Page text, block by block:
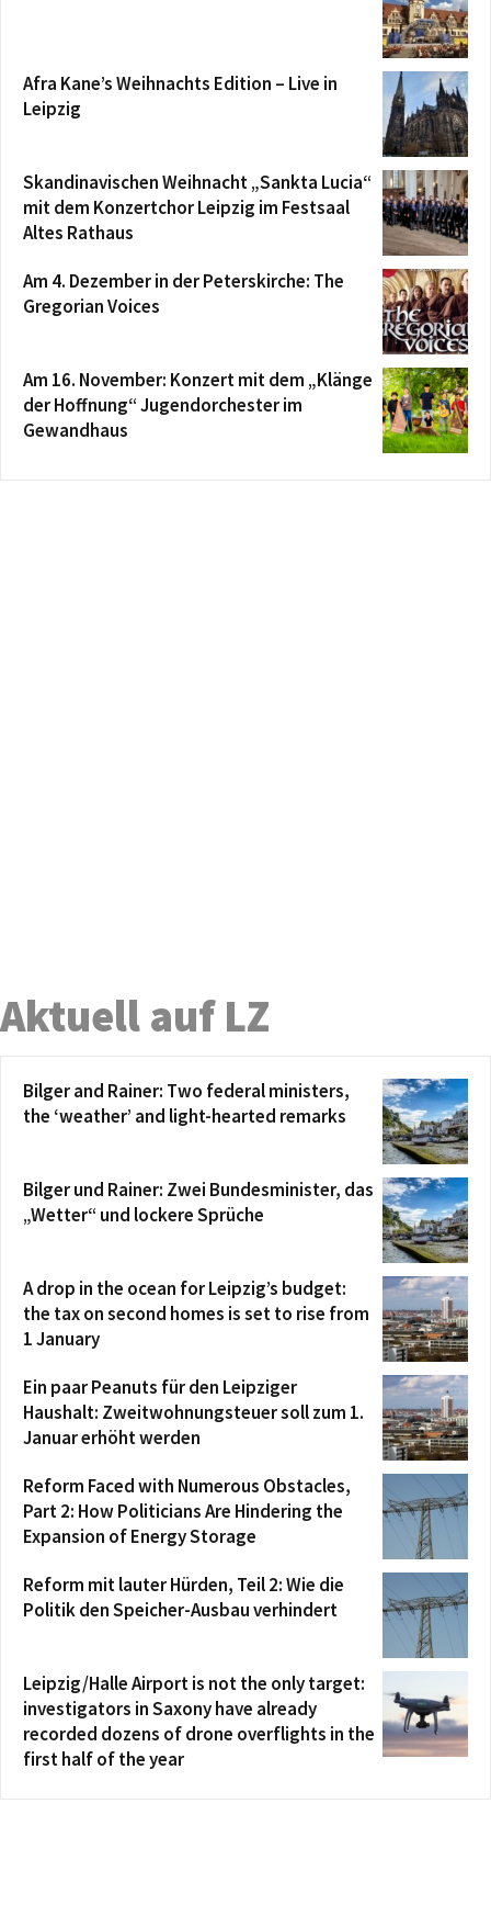
Afra Kane’s Weihnachts Edition – Live in
Leipzig
Skandinavischen Weihnacht „Sankta Lucia“
mit dem Konzertchor Leipzig im Festsaal
Altes Rathaus
Am 4. Dezember in der Peterskirche: The
Gregorian Voices
Am 16. November: Konzert mit dem „Klänge
der Hoffnung“ Jugendorchester im
Gewandhaus
Aktuell auf LZ
Bilger and Rainer: Two federal ministers,
the ‘weather’ and light-hearted remarks
Bilger und Rainer: Zwei Bundesminister, das
„Wetter“ und lockere Sprüche
A drop in the ocean for Leipzig’s budget:
the tax on second homes is set to rise from
1 January
Ein paar Peanuts für den Leipziger
Haushalt: Zweitwohnungsteuer soll zum 1.
Januar erhöht werden
Reform Faced with Numerous Obstacles,
Part 2: How Politicians Are Hindering the
Expansion of Energy Storage
Reform mit lauter Hürden, Teil 2: Wie die
Politik den Speicher-Ausbau verhindert
Leipzig/Halle Airport is not the only target:
investigators in Saxony have already
recorded dozens of drone overflights in the
first half of the year